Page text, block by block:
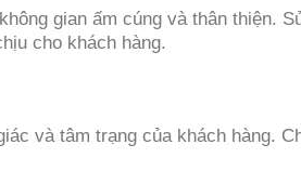
gian ấm cúng và thân thiện.
cho khách hàng.
và tâm trạng của khách hàng.